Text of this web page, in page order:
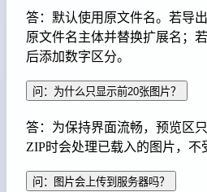
答：默认使用原文件名。若导
原文件名主体并替换扩展名；
后添加数字区分。
问：为什么只显示前20张图片？
答：为保持界面流畅，预览区
ZIP时会处理已载入的图片，不
问：图片会上传到服务器吗？